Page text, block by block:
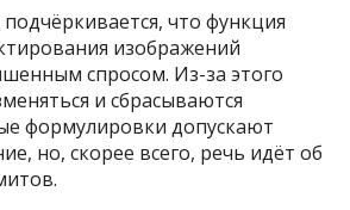
что функция
изображений
спросом. Из-за этого
и сбрасываются
формулировки допускают
но, скорее всего, речь идёт об